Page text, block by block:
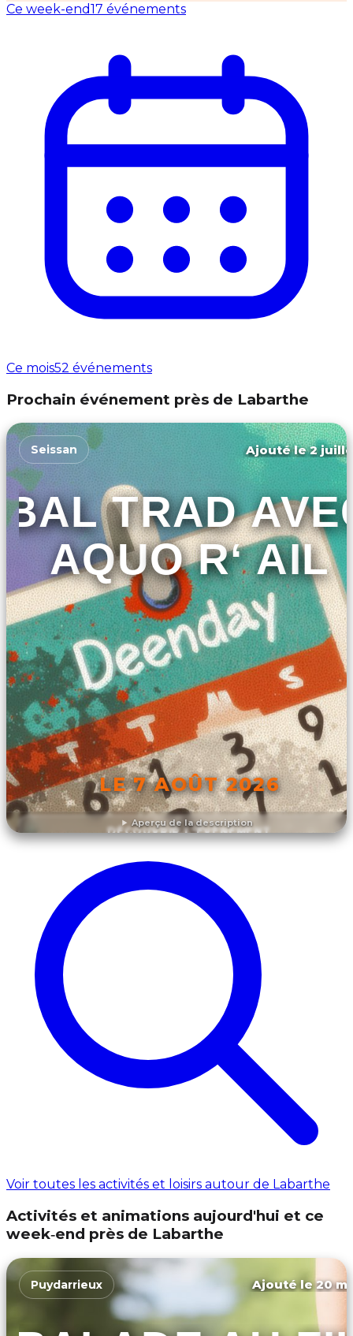
Ce week-end17 événements
Ce mois52 événements
Prochain événement près de Labarthe
Aperçu de la description
Seissan Ajouté le 2
BAL TRAD
AQUO R‘ AIL
LE 7 AOÛT 2026
DÉCOUVRIR L'ÉVÉNEMENT
Voir toutes les activités et loisirs autour de Labarthe
Activités et animations aujourd'hui et ce
week‑end près de Labarthe
Puydarrieux Ajouté le 20